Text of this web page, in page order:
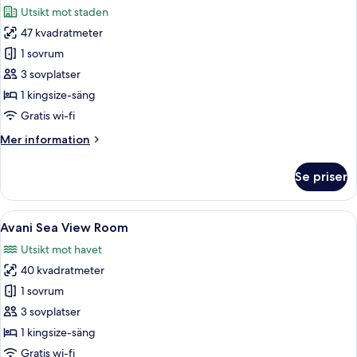
foton
för
Avani
Room
Utsikt mot staden
47 kvadratmeter
1 sovrum
3 sovplatser
1 kingsize-säng
Gratis wi-fi
Mer information
Mer
Room
Se priser
Öppna
alla
foton
för
Avani
Sea
View
Room
Ett hotellrum med två sängar, ett
5
Avani Sea View Room
Utsikt mot havet
40 kvadratmeter
1 sovrum
3 sovplatser
1 kingsize-säng
Gratis wi-fi